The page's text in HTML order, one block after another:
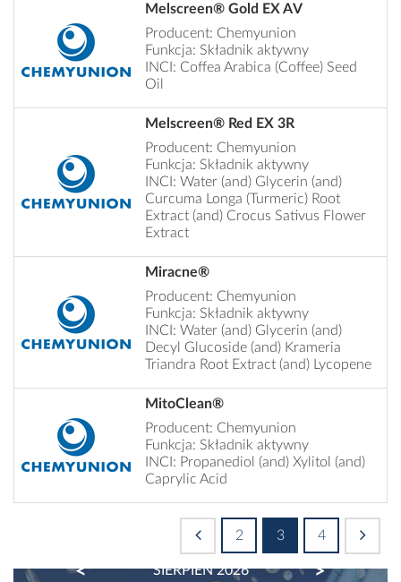
Melscreen® Gold EX AV
Producent: Chemyunion
Funkcja: Składnik aktywny
INCI: Coffea Arabica (Coffee) Seed
Oil
Melscreen® Red EX 3R
Producent: Chemyunion
Funkcja: Składnik aktywny
INCI: Water (and) Glycerin (and)
Curcuma Longa (Turmeric) Root
Extract (and) Crocus Sativus Flower
Extract
Miracne®
Producent: Chemyunion
Funkcja: Składnik aktywny
INCI: Water (and) Glycerin (and)
Decyl Glucoside (and) Krameria
Triandra Root Extract (and) Lycopene
MitoClean®
Producent: Chemyunion
Funkcja: Składnik aktywny
INCI: Propanediol (and) Xylitol (and)
Caprylic Acid
2 3 4
SIERPIEŃ 2026
PREVIOUS NEXT